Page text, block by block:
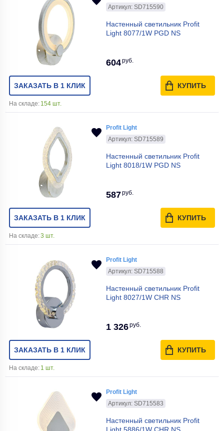
Артикул: SD715590
Настенный светильник Profit
Light 8077/1W PGD NS
604руб.
ЗАКАЗАТЬ В 1 КЛИК КУПИТЬ
На складе: 154 шт.
Profit Light
Артикул: SD715589
Настенный светильник Profit
Light 8018/1W PGD NS
587руб.
ЗАКАЗАТЬ В 1 КЛИК КУПИТЬ
На складе:3 шт.
Profit Light
Артикул: SD715588
Настенный светильник Profit
Light 8027/1W CHR NS
1 326руб.
ЗАКАЗАТЬ В 1 КЛИК КУПИТЬ
На складе: 1 шт.
Profit Light
Артикул: SD715583
Настенный светильник Profit